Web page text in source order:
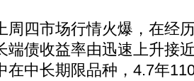
四市场行情火爆，在经
端债收益率由迅速上升接
在中长期限品种，4.7年